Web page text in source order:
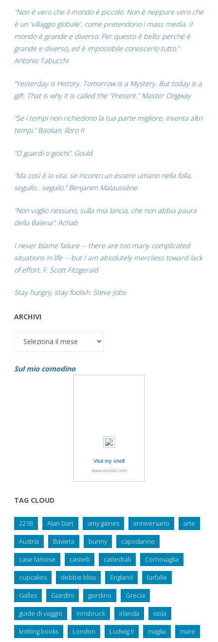
"Non è vero che il mondo è piccolo. Non è neppure vero che
è un 'villaggio globale', come pretendono i mass media. Il
mondo è grande e diverso. Per questo è bello: perché è
grande e diverso, ed è impossibile conoscerlo tutto."
Antonio Tabucchi
“Yesterday is History. Tomorrow is a Mystery. But today is a
gift. That is why it is called the "Present." Master Oogway
“Se i tempi non richiedono la tua parte migliore, inventa altri
tempi.” Baolian, libro II
“O guardi o giochi”. Gould
“Ma così è la vita: se incontri un essere umano nella folla,
seguilo... seguilo.” Benjanim Malaussène
“Non voglio nessuno, sulla mia lancia, che non abbia paura
della Balena”. Achab
I never blame failure -- there are too many complicated
situations in life -- but I am absolutely merciless toward lack
of effort. F. Scott Fitzgerald
Stay hungry, stay foolish. Steve Jobs
ARCHIVI
Archivi
Sul mio comodino
Visit my shelf
www.anobii.com
TAG CLOUD
221B Alan Dart amy gaines anniversario arte
Austria Baviera bunny capodanno
case famose castelli cattedrali Cornovaglia
cupcakes debbie bliss England farfalle
Galles Giardini giardino Grecia
guide di viaggio Innsbruck Irlanda isola
knitting books London Ludwig II maglia mare